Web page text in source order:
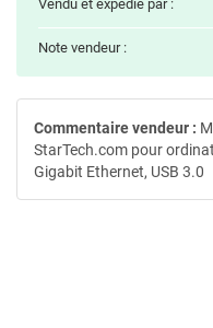
Vendu et expédié par :
Note vendeur :
Commentaire vendeur :
StarTech.com pour
Gigabit Ethernet, USB 3.0